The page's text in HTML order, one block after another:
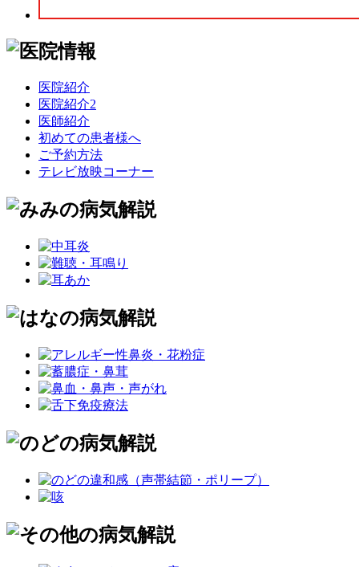
医院紹介
医院紹介2
医師紹介
初めての患者様へ
ご予約方法
テレビ放映コーナー